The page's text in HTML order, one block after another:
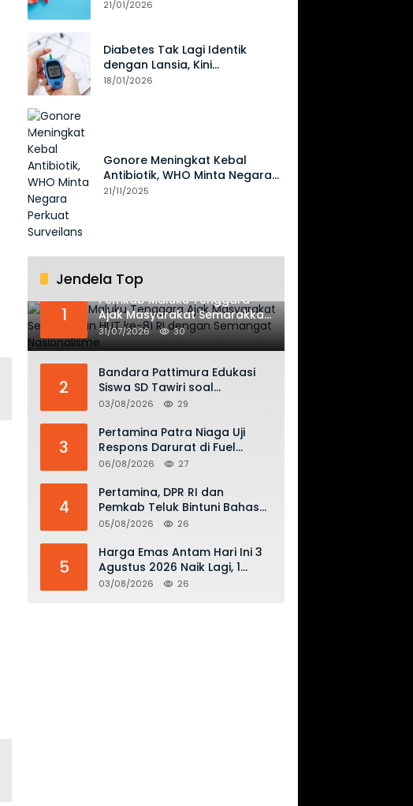
Hambat Akses Perawatan
21/01/2026
Diabetes Tak Lagi Identik
dengan Lansia, Kini
Mengancam Generasi Muda
18/01/2026
Gonore Meningkat Kebal
Antibiotik, WHO Minta Negara
Perkuat Surveilans
21/11/2025
Jendela Top
1
Pemkab Maluku Tenggara
Ajak Masyarakat Semarakkan
HUT ke-81 RI dengan
Semangat Nasionalisme
31/07/2026 30
2
Bandara Pattimura Edukasi
Siswa SD Tawiri soal
Keselamatan Penerbangan
layang di KKOP
03/08/2026 29
3
Pertamina Patra Niaga Uji
Respons Darurat di Fuel
Terminal Biak, Antisipasi Risiko
BBM
06/08/2026 27
4
Pertamina, DPR RI dan
Pemkab Teluk Bintuni Bahas
Penguatan Distribusi BBM dan
05/08/2026 26
5
Harga Emas Antam Hari Ini 3
Agustus 2026 Naik Lagi, 1
Gram Tembus Rp 2,61 Juta
03/08/2026 26